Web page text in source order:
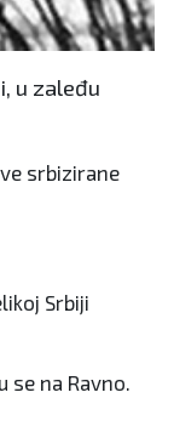
u zaleđu
srbizirane
Srbiji
na Ravno.